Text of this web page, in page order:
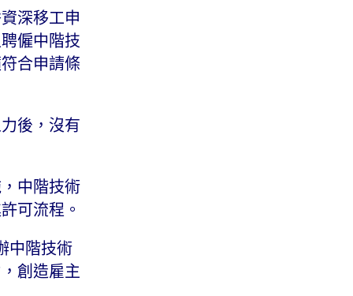
深移工申
僱中階技
合申請條
後，沒有
中階技術
可流程。
中階技術
創造雇主